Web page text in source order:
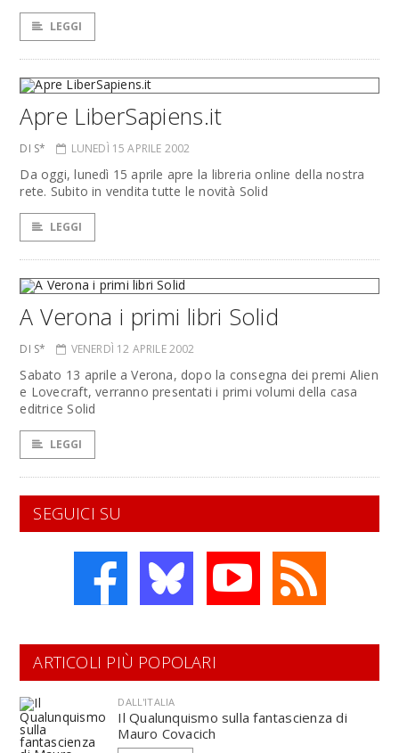
LEGGI
Apre LiberSapiens.it
DI S* LUNEDÌ 15 APRILE 2002
Da oggi, lunedì 15 aprile apre la libreria online della nostra
rete. Subito in vendita tutte le novità Solid
LEGGI
A Verona i primi libri Solid
DI S* VENERDÌ 12 APRILE 2002
Sabato 13 aprile a Verona, dopo la consegna dei premi Alien
e Lovecraft, verranno presentati i primi volumi della casa
editrice Solid
LEGGI
SEGUICI SU
ARTICOLI PIÙ POPOLARI
DALL'ITALIA
Il Qualunquismo sulla fantascienza di
Mauro Covacich